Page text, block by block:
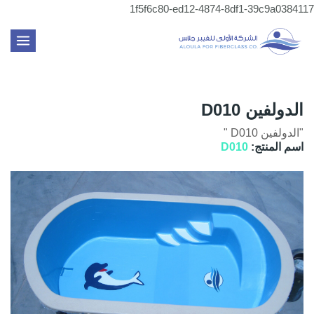
1f5f6c80-ed12-4874-8df1-39c9a0384117
MAIN
الدولفين D010
"الدولفين D010 "
اسم المنتج: D010